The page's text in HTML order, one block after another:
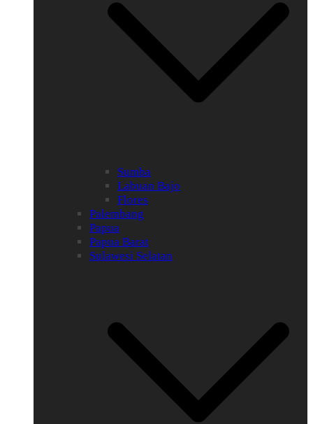
Sumba
Labuan Bajo
Flores
Palembang
Papua
Papua Barat
Sulawesi Selatan